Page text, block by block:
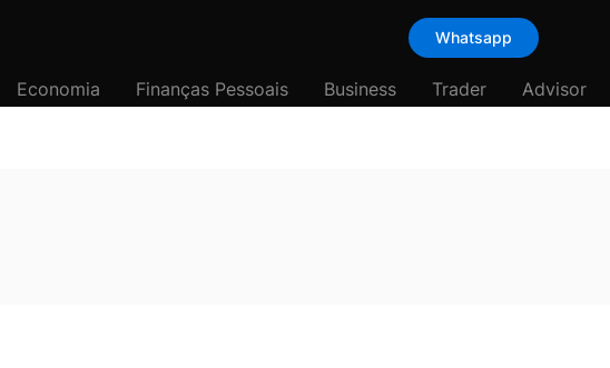
Whatsapp
Economia Finanças Pessoais Business Trader Advisor